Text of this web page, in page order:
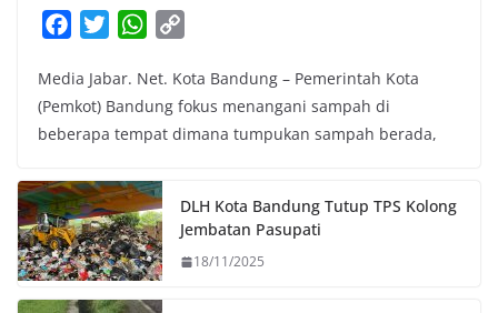
c
e
b
o
k
i
t
t
r
W
a
t
s
p
p
p
y
L
n
k
Media Jabar. Net. Kota Bandung – Pemerintah Kota
(Pemkot) Bandung fokus menangani sampah di
beberapa tempat dimana tumpukan sampah berada,
DLH Kota Bandung Tutup TPS Kolong
Jembatan Pasupati
18/11/2025